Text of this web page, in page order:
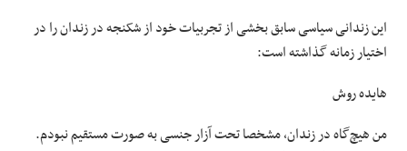
این زندانی سیاسی سابق بخشی از تجربیات خود از شکنجه در زندان را در
اختیار زمانه گذاشته است:
هایده روش
من هیچ‌گاه در زندان، مشخصا تحت آزار جنسی به صورت مستقیم نبودم.